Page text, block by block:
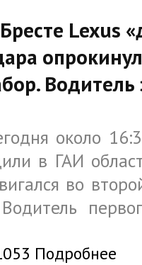
Lexus
около
в ГАИ
во
Подробнее